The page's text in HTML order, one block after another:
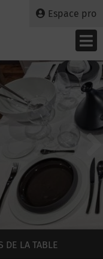
Espace pro
DE LA TABLE